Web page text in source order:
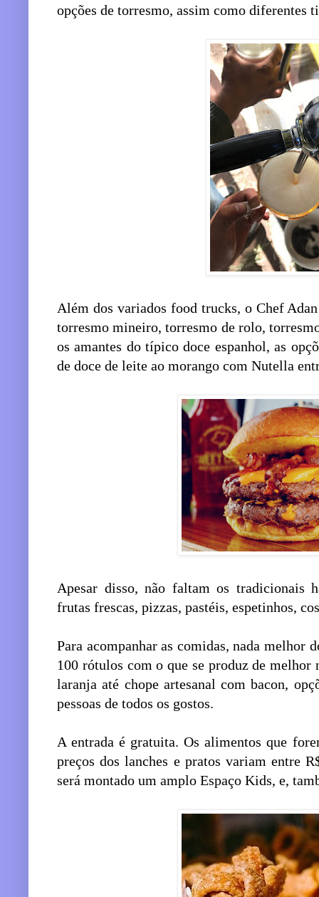
opções de torresmo, assim como diferentes
Além dos variados food trucks, o Chef
torresmo mineiro, torresmo de rolo,
os amantes do típico doce espanhol, as
de doce de leite ao morango com Nutella
Apesar disso, não faltam os tradicionais
frutas frescas, pizzas, pastéis, espetinhos,
Para acompanhar as comidas, nada melhor
100 rótulos com o que se produz de
laranja até chope artesanal com bacon,
pessoas de todos os gostos.
A entrada é gratuita. Os alimentos que
preços dos lanches e pratos variam entre
será montado um amplo Espaço Kids, e,